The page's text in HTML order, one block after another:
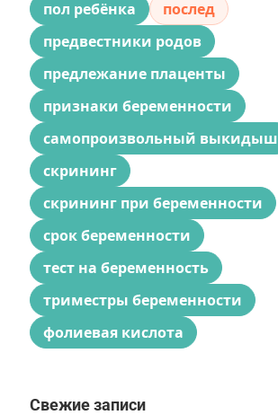
пол ребёнка
послед
предвестники родов
предлежание плаценты
признаки беременности
самопроизвольный выкидыш
скрининг
скрининг при беременности
срок беременности
тест на беременность
триместры беременности
фолиевая кислота
Свежие записи